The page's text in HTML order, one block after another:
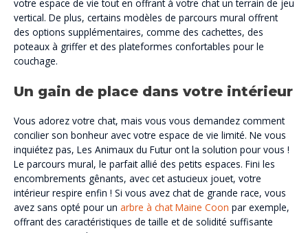
votre espace de vie tout en offrant à votre chat un terrain de jeu
vertical. De plus, certains modèles de parcours mural offrent
des options supplémentaires, comme des cachettes, des
poteaux à griffer et des plateformes confortables pour le
couchage.
Un gain de place dans votre intérieur
Vous adorez votre chat, mais vous vous demandez comment
concilier son bonheur avec votre espace de vie limité. Ne vous
inquiétez pas, Les Animaux du Futur ont la solution pour vous !
Le parcours mural, le parfait allié des petits espaces. Fini les
encombrements gênants, avec cet astucieux jouet, votre
intérieur respire enfin ! Si vous avez chat de grande race, vous
avez sans opté pour un arbre à chat Maine Coon par exemple,
offrant des caractéristiques de taille et de solidité suffisante